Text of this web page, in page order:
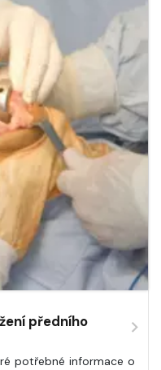
předního
potřebné informace o